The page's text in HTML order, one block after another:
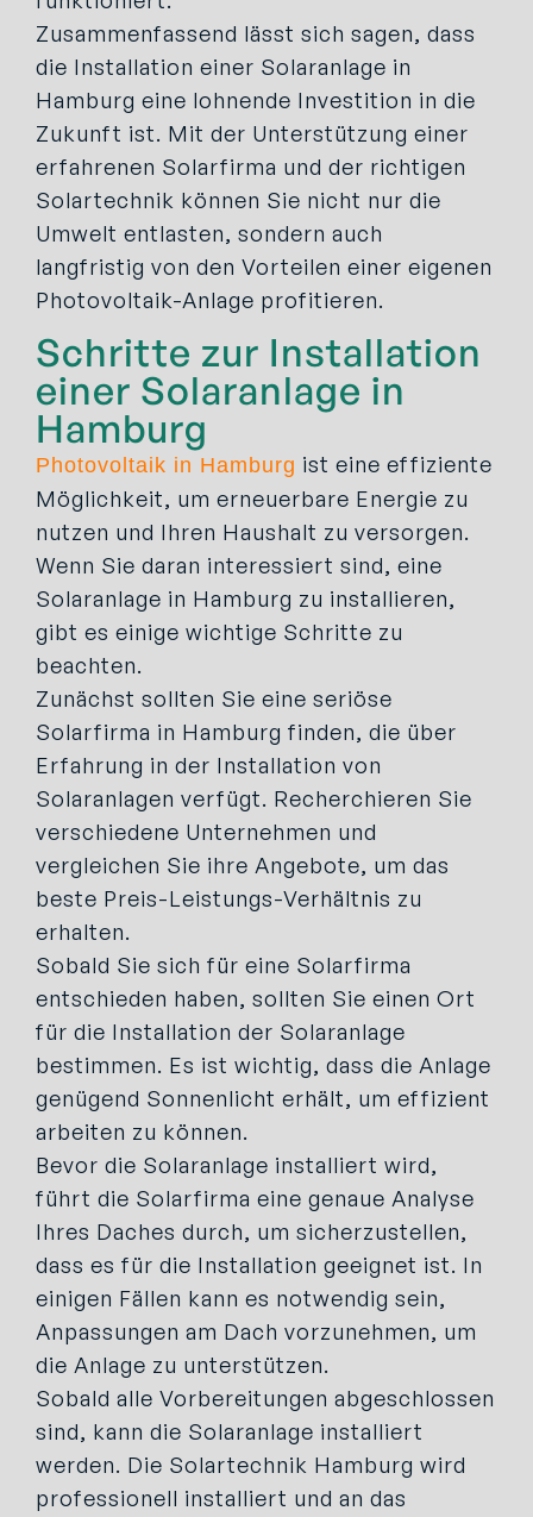
Zusammenfassend lässt sich sagen, dass
die Installation einer Solaranlage in
Hamburg eine lohnende Investition in die
Zukunft ist. Mit der Unterstützung einer
erfahrenen Solarfirma und der richtigen
Solartechnik können Sie nicht nur die
Umwelt entlasten, sondern auch
langfristig von den Vorteilen einer eigenen
Photovoltaik-Anlage profitieren.
Schritte zur Installation
einer Solaranlage in
Hamburg
Photovoltaik in Hamburg ist eine effiziente
Möglichkeit, um erneuerbare Energie zu
nutzen und Ihren Haushalt zu versorgen.
Wenn Sie daran interessiert sind, eine
Solaranlage in Hamburg zu installieren,
gibt es einige wichtige Schritte zu
beachten.
Zunächst sollten Sie eine seriöse
Solarfirma in Hamburg finden, die über
Erfahrung in der Installation von
Solaranlagen verfügt. Recherchieren Sie
verschiedene Unternehmen und
vergleichen Sie ihre Angebote, um das
beste Preis-Leistungs-Verhältnis zu
erhalten.
Sobald Sie sich für eine Solarfirma
entschieden haben, sollten Sie einen Ort
für die Installation der Solaranlage
bestimmen. Es ist wichtig, dass die Anlage
genügend Sonnenlicht erhält, um effizient
arbeiten zu können.
Bevor die Solaranlage installiert wird,
führt die Solarfirma eine genaue Analyse
Ihres Daches durch, um sicherzustellen,
dass es für die Installation geeignet ist. In
einigen Fällen kann es notwendig sein,
Anpassungen am Dach vorzunehmen, um
die Anlage zu unterstützen.
Sobald alle Vorbereitungen abgeschlossen
sind, kann die Solaranlage installiert
werden. Die Solartechnik Hamburg wird
professionell installiert und an das